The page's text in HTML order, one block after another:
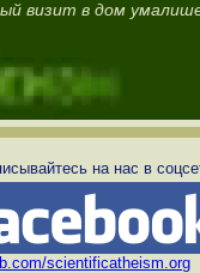
визит в дом
на нас в
scientificatheism.org